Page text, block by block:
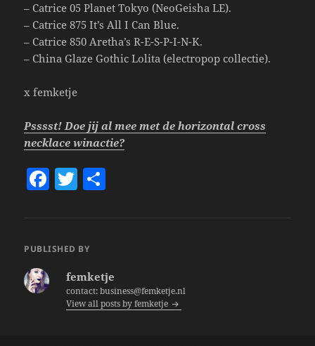
– Catrice 05 Planet Tokyo (NeoGeisha LE).
– Catrice 875 It’s All I Can Blue.
– Catrice 850 Aretha’s R-E-S-P-I-N-K.
– China Glaze Gothic Lolita (electropop collectie).
x femketje
Psssst! Doe jij al mee met de horizontal cross
necklace winactie?
F
e
T
er
PUBLISHED BY
femketje
contact: business@femketje.nl
View all posts by femketje